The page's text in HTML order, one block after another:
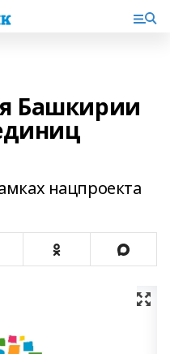
Башкирии
нацпроекта